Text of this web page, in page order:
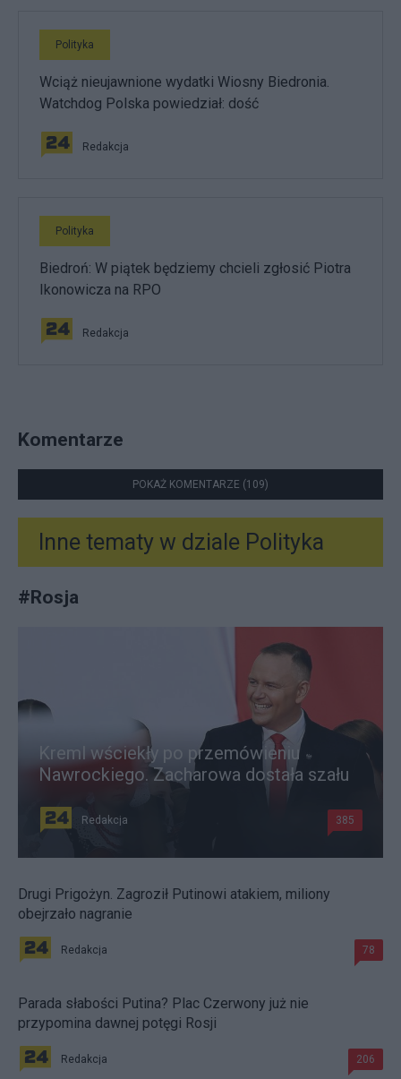
Polityka
Wciąż nieujawnione wydatki Wiosny Biedronia.
Watchdog Polska powiedział: dość
Redakcja
Polityka
Biedroń: W piątek będziemy chcieli zgłosić Piotra
Ikonowicza na RPO
Redakcja
Komentarze
POKAŻ KOMENTARZE (109)
Inne tematy w dziale Polityka
#Rosja
Kreml wściekły po przemówieniu
Nawrockiego. Zacharowa dostała szału
Redakcja 385
Drugi Prigożyn. Zagroził Putinowi atakiem, miliony
obejrzało nagranie
Redakcja 78
Parada słabości Putina? Plac Czerwony już nie
przypomina dawnej potęgi Rosji
Redakcja 206